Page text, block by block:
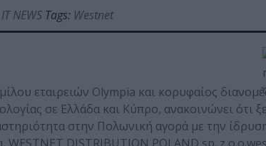
IT NEWS Tags: Westnet
εταιρειών Olympia και κορυφαίος
σε Ελλάδα και Κύπρο, ανακοινώνει ότι
στην Πολωνική αγορά με την